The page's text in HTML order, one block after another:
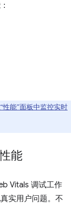
性能”面板中监控实时
能
Vitals 调试工作
实用户问题。不